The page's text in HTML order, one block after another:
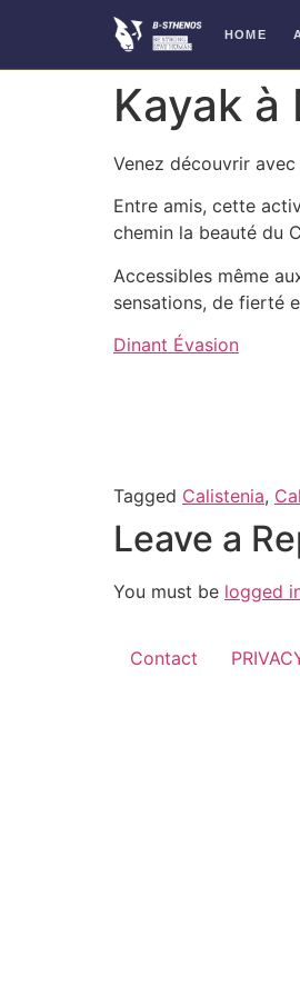
HOME
Kayak à
Venez découvrir
Entre amis, cette
chemin la beauté du
Accessibles même
sensations, de fierté
Dinant Évasion
Tagged Calistenia,
Leave a
You must be logged
Contact